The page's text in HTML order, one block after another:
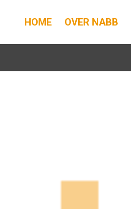
HOME OVER NABB